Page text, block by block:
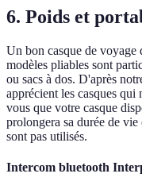
6. Poids et
Un bon casque de voyage
modèles pliables sont
ou sacs à dos. D'après
apprécient les casques qui
vous que votre casque
prolongera sa durée de
sont pas utilisés.
Intercom bluetooth